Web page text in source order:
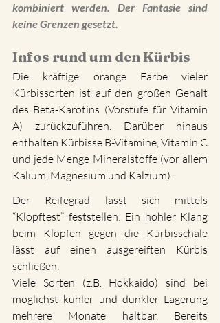
kombiniert werden. Der Fantasie sind
keine Grenzen gesetzt.
Infos rund um den Kürbis
Die kräftige orange Farbe vieler
Kürbissorten ist auf den großen Gehalt
des Beta-Karotins (Vorstufe für Vitamin
A) zurückzuführen. Darüber hinaus
enthalten Kürbisse B-Vitamine, Vitamin C
und jede Menge Mineralstoffe (vor allem
Kalium, Magnesium und Kalzium).
Der Reifegrad lässt sich mittels
“Klopftest” feststellen: Ein hohler Klang
beim Klopfen gegen die Kürbisschale
lässt auf einen ausgereiften Kürbis
schließen.
Viele Sorten (z.B. Hokkaido) sind bei
möglichst kühler und dunkler Lagerung
mehrere Monate haltbar. Bereits